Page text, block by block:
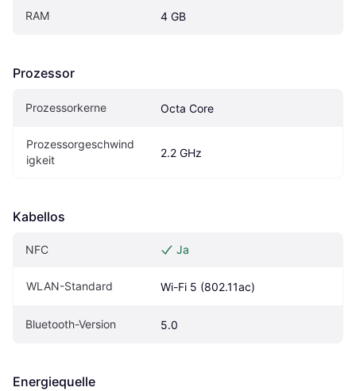
RAM 4 GB
Prozessor
Prozessorkerne Octa Core
Prozessorgeschwind
igkeit
2.2 GHz
Kabellos
NFC Ja
WLAN-Standard Wi-Fi 5 (802.11ac)
Bluetooth-Version 5.0
Energiequelle